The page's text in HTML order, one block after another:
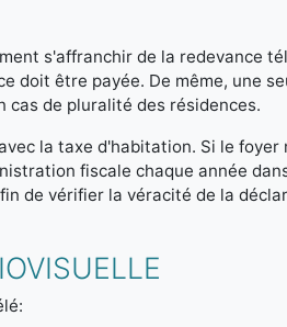
s'affranchir de la redevance
doit être payée. De même, une
cas de pluralité des résidences.
la taxe d'habitation. Si le foyer
fiscale chaque année
de vérifier la véracité de la